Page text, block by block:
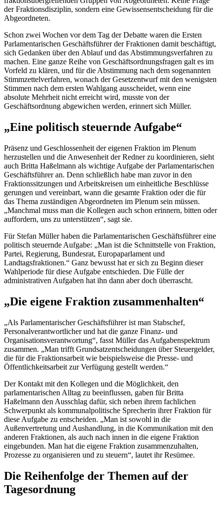
der Fraktionsdisziplin, sondern eine Gewissensentscheidung für die
Abgeordneten.
Schon zwei Wochen vor dem Tag der Debatte waren die Ersten
Parlamentarischen Geschäftsführer der Fraktionen damit beschäftigt,
sich Gedanken über den Ablauf und das Abstimmungsverfahren zu
machen. Eine ganze Reihe von Geschäftsordnungsfragen galt es im
Vorfeld zu klären, und für die Abstimmung nach dem sogenannten
Stimmzettelverfahren, wonach der Gesetzentwurf mit den wenigsten
Stimmen nach dem ersten Wahlgang ausscheidet, wenn eine
absolute Mehrheit nicht erreicht wird, musste von der
Geschäftsordnung abgewichen werden, erinnert sich Müller.
„Eine politisch steuernde Aufgabe“
Präsenz und Geschlossenheit der eigenen Fraktion im Plenum
herzustellen und die Anwesenheit der Redner zu koordinieren, sieht
auch Britta Haßelmann als wichtige Aufgabe der Parlamentarischen
Geschäftsführer an. Denn schließlich habe man zuvor in den
Fraktionssitzungen und Arbeitskreisen um einheitliche Beschlüsse
gerungen und vereinbart, wann die gesamte Fraktion oder die für
das Thema zuständigen Abgeordneten im Plenum sein müssen.
„Manchmal muss man die Kollegen auch schon erinnern, bitten oder
auffordern, uns zu unterstützen“, sagt sie.
Für Stefan Müller haben die Parlamentarischen Geschäftsführer eine
politisch steuernde Aufgabe: „Man ist die Schnittstelle von Fraktion,
Partei, Regierung, Bundesrat, Europaparlament und
Landtagsfraktionen.“ Ganz bewusst hat er sich zu Beginn dieser
Wahlperiode für diese Aufgabe entschieden. Die Fülle der
administrativen Aufgaben hat ihn dann aber doch überrascht.
„Die eigene Fraktion zusammenhalten“
„Als Parlamentarischer Geschäftsführer ist man Stabschef,
Personalverantwortlicher und hat die ganze Finanz- und
Organisationsverantwortung“, fasst Müller das Aufgabenspektrum
zusammen. „Man trifft Grundsatzentscheidungen über Steuergelder,
die für die Fraktionsarbeit wie beispielsweise die Presse- und
Öffentlichkeitsarbeit zur Verfügung gestellt werden.“
Der Kontakt mit den Kollegen und die Möglichkeit, den
parlamentarischen Alltag zu beeinflussen, gaben für Britta
Haßelmann den Ausschlag dafür, sich neben ihrem fachlichen
Schwerpunkt als kommunalpolitische Sprecherin ihrer Fraktion für
diese Aufgabe zu entscheiden. „Man ist sowohl in die
Außenvertretung und Aushandlung, in die Kommunikation mit den
anderen Fraktionen, als auch nach innen in die eigene Fraktion
eingebunden. Man hat die eigene Fraktion zusammenzuhalten,
Prozesse zu organisieren und zu steuern“, lautet ihr Resümee.
Die Reihenfolge der Themen auf der
Tagesordnung